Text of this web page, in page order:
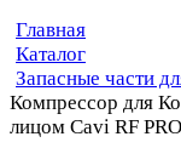
Главная
Каталог
Запасные части
Компрессор для
лицом Cavi RF